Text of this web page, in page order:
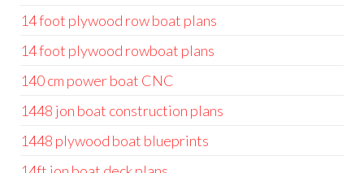
14 foot plywood row boat plans
14 foot plywood rowboat plans
140 cm power boat CNC
1448 jon boat construction plans
1448 plywood boat blueprints